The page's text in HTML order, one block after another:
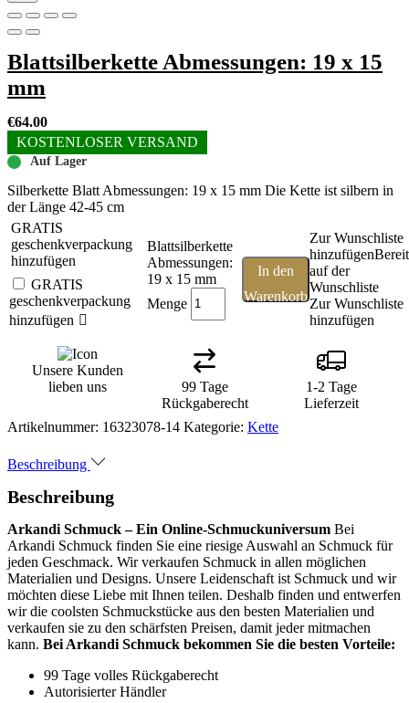
Blattsilberkette Abmessungen: 19 x 15
mm
€64.00
KOSTENLOSER VERSAND
Auf Lager
Silberkette Blatt Abmessungen: 19 x 15 mm Die Kette ist silbern in
der Länge 42-45 cm
GRATIS
geschenkverpackung
hinzufügen
GRATIS
geschenkverpackung
hinzufügen
Blattsilberkette
Abmessungen:
19 x 15 mm
Menge
In den
Warenkorb
Zur Wunschliste
hinzufügen
auf der
Wunschliste
Zur Wunschliste
hinzufügen
Unsere Kunden
lieben uns
99 Tage
Rückgaberecht
1-2 Tage
Lieferzeit
Artikelnummer: 16323078-14 Kategorie: Kette
Beschreibung
Beschreibung
Arkandi Schmuck – Ein Online-Schmuckuniversum Bei
Arkandi Schmuck finden Sie eine riesige Auswahl an Schmuck für
jeden Geschmack. Wir verkaufen Schmuck in allen möglichen
Materialien und Designs. Unsere Leidenschaft ist Schmuck und wir
möchten diese Liebe mit Ihnen teilen. Deshalb finden und entwerfen
wir die coolsten Schmuckstücke aus den besten Materialien und
verkaufen sie zu den schärfsten Preisen, damit jeder mitmachen
kann. Bei Arkandi Schmuck bekommen Sie die besten Vorteile:
99 Tage volles Rückgaberecht
Autorisierter Händler